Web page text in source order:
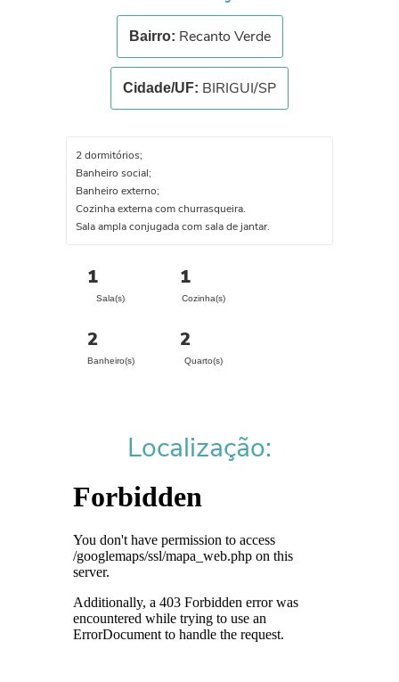
Bairro: Recanto Verde
Cidade/UF: BIRIGUI/SP
2 dormitórios;
Banheiro social;
Banheiro externo;
Cozinha externa com churrasqueira.
Sala ampla conjugada com sala de jantar.
1
Sala(s)
1
Cozinha(s)
2
Banheiro(s)
2
Quarto(s)
Localização: